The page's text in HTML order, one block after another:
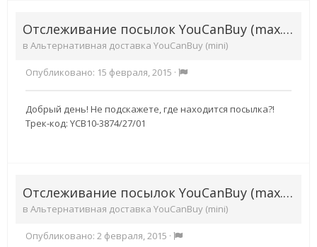
Отслеживание посылок YouCanBuy (max.10кг)
в Альтернативная доставка YouCanBuy (mini)
Опубликовано: 15 февраля, 2015 ·
Добрый день! Не подскажете, где находится посылка?!
Трек-код: YCB10-3874/27/01
Отслеживание посылок YouCanBuy (max.10кг)
в Альтернативная доставка YouCanBuy (mini)
Опубликовано: 2 февраля, 2015 ·